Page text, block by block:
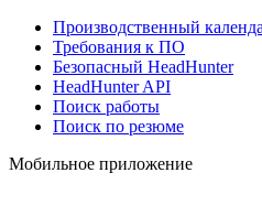
Производственный
Требования к ПО
Безопасный HeadHunter
HeadHunter API
Поиск работы
Поиск по резюме
Мобильное приложение